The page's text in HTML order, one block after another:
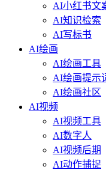
AI小红书文
AI知识检索
AI写标书
AI绘画
AI绘画工具
AI绘画提示
AI绘画社区
AI视频
AI视频工具
AI数字人
AI视频后期
AI动作捕捉